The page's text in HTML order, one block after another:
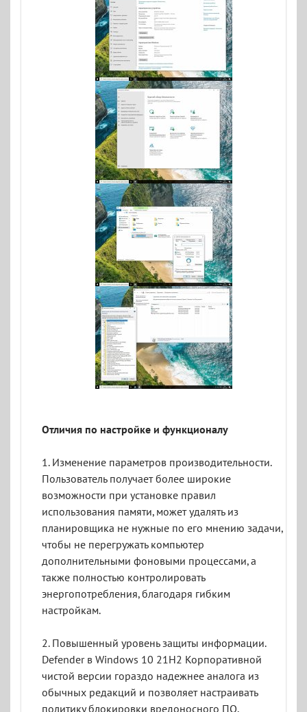
Отличия по настройке и функционалу
1. Изменение параметров производительности.
Пользователь получает более широкие
возможности при установке правил
использования памяти, может удалять из
планировщика не нужные по его мнению задачи,
чтобы не перегружать компьютер
дополнительными фоновыми процессами, а
также полностью контролировать
энергопотребления, благодаря гибким
настройкам.
2. Повышенный уровень защиты информации.
Defender в Windows 10 21H2 Корпоративной
чистой версии гораздо надежнее аналога из
обычных редакций и позволяет настраивать
политику блокировки вредоносного ПО.